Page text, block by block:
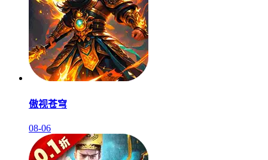
傲视苍穹
08-06